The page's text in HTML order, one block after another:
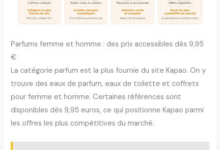
Parfums femme et homme : des prix accessibles dès 9,95
€
La catégorie parfum est la plus fournie du site Kapao. On y
trouve des eaux de parfum, eaux de toilette et coffrets
pour femme et homme. Certaines références sont
disponibles dès 9,95 euros, ce qui positionne Kapao parmi
les offres les plus compétitives du marché.